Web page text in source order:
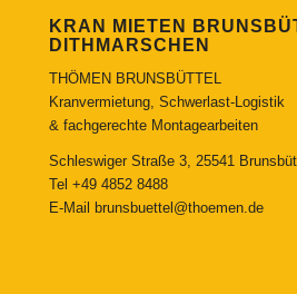
KRAN MIETEN
DITHMARSCHEN
THÖMEN BRUNSBÜTTEL
Kranvermietung, Schwerlast-Logistik
& fachgerechte Montagearbeiten
Schleswiger Straße 3, 25541
Tel +49 4852 8488
E-Mail
brunsbuettel@thoemen.de